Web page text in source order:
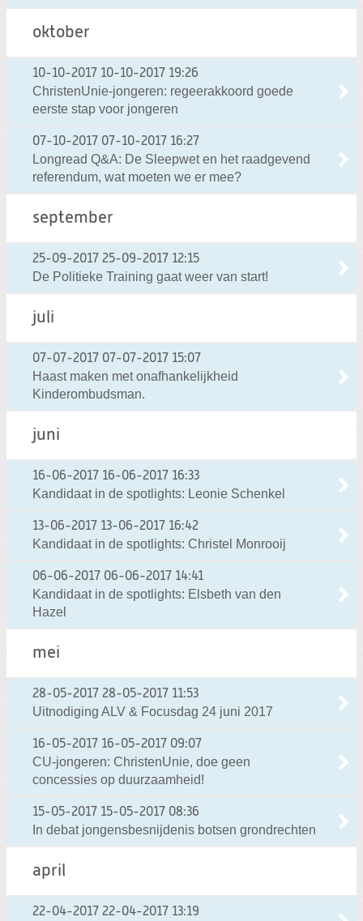
oktober
10-10-2017 10-10-2017 19:26
ChristenUnie-jongeren: regeerakkoord goede
eerste stap voor jongeren
07-10-2017 07-10-2017 16:27
Longread Q&A: De Sleepwet en het raadgevend
referendum, wat moeten we er mee?
september
25-09-2017 25-09-2017 12:15
De Politieke Training gaat weer van start!
juli
07-07-2017 07-07-2017 15:07
Haast maken met onafhankelijkheid
Kinderombudsman.
juni
16-06-2017 16-06-2017 16:33
Kandidaat in de spotlights: Leonie Schenkel
13-06-2017 13-06-2017 16:42
Kandidaat in de spotlights: Christel Monrooij
06-06-2017 06-06-2017 14:41
Kandidaat in de spotlights: Elsbeth van den
Hazel
mei
28-05-2017 28-05-2017 11:53
Uitnodiging ALV & Focusdag 24 juni 2017
16-05-2017 16-05-2017 09:07
CU-jongeren: ChristenUnie, doe geen
concessies op duurzaamheid!
15-05-2017 15-05-2017 08:36
In debat jongensbesnijdenis botsen grondrechten
april
22-04-2017 22-04-2017 13:19